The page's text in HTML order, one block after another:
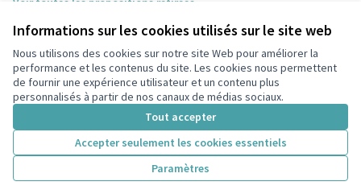
Informations sur les cookies utilisés sur le site web
Nous utilisons des cookies sur notre site Web pour améliorer la
performance et les contenus du site. Les cookies nous permettent
de fournir une expérience utilisateur et un contenu plus
personnalisés à partir de nos canaux de médias sociaux.
Tout accepter
Accepter seulement les cookies essentiels
Paramètres
Conditions d'utilisation
Paramètres des cookies
participons.colombes.fr sur Facebook
(Lien externe)
Site réalisé grâce aulogiciel libre Decidim .
Licence
(Lien